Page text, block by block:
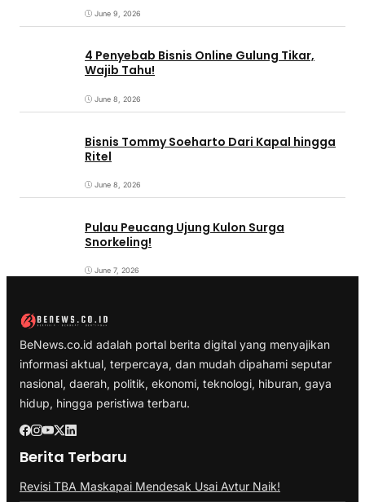
June 9, 2026
4 Penyebab Bisnis Online Gulung Tikar,
Wajib Tahu!
June 8, 2026
Bisnis Tommy Soeharto Dari Kapal hingga
Ritel
June 8, 2026
Pulau Peucang Ujung Kulon Surga
Snorkeling!
June 7, 2026
BeNews.co.id adalah portal berita digital yang menyajikan
informasi aktual, terpercaya, dan mudah dipahami seputar
nasional, daerah, politik, ekonomi, teknologi, hiburan, gaya
hidup, hingga peristiwa terbaru.
Berita Terbaru
Revisi TBA Maskapai Mendesak Usai Avtur Naik!